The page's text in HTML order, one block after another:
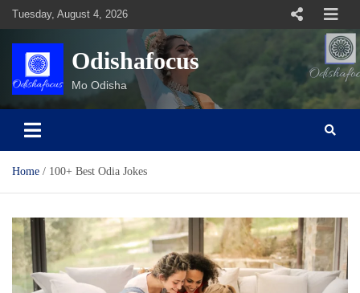
Skip
content
Tuesday, August 4, 2026
Odishafocus
Mo Odisha
Home 100+ Best Odia Jokes